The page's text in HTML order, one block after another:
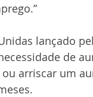
lançado
de
arriscar um